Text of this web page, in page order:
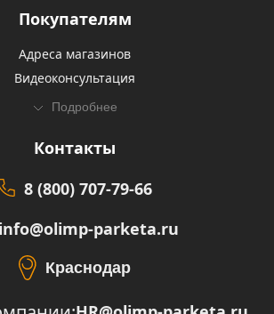
Покупателям
Адреса магазинов
Видеоконсультация
Подробнее
Контакты
8 (800) 707-79-66
info@olimp-parketa.ru
Краснодар